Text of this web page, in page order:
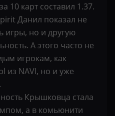
10 карт составил 1.37.
Данил показал не
игры, но и другую
А этого часто не
игрокам, как
из NAVI, но и уже
Крышковца стала
а в комьюнити